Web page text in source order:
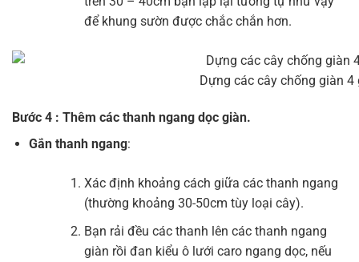
để khung sườn được chắc chắn hơn.
Dựng các cây chống giàn
Bước 4 : Thêm các thanh ngang dọc giàn.
Gắn thanh ngang:
Xác định khoảng cách giữa các thanh ngang
(thường khoảng 30-50cm tùy loại cây).
Bạn rải đều các thanh lên các thanh ngang
giàn rồi đan kiểu ô lưới caro ngang dọc, nếu